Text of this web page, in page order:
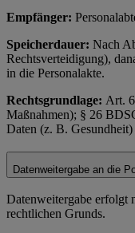
Empfänger:
Speicherdauer: Nach
Rechtsverteidigung),
in die Personalakte.
Rechtsgrundlage: Art.
Maßnahmen); § 26
Daten (z. B.
Datenweitergabe an die
Datenweitergabe erfolgt
rechtlichen Grunds.